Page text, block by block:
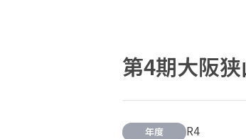
第4期大阪
年度 R4